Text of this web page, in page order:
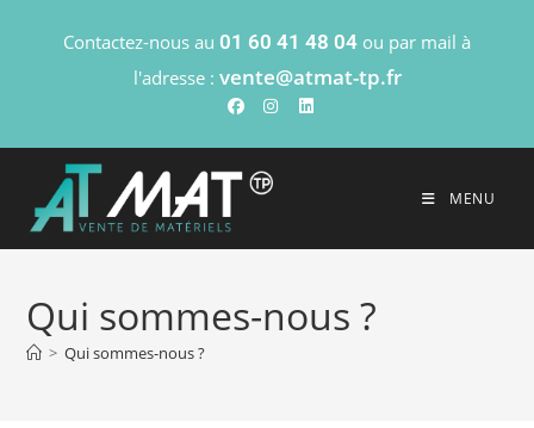
Contactez-nous au 01 60 41 48 04 ou par mail à
l'adresse : vente@atmat-tp.fr
MENU
Qui sommes-nous ?
> Qui sommes-nous ?